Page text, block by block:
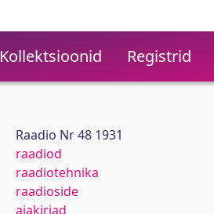
Kollektsioonid Registrid
Raadio Nr 48 1931
raadiod
raadiotehnika
raadioside
ajakirjad